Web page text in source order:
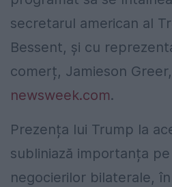
secretarul american al
Bessent, și cu
comerț, Jamieson
newsweek.com.
Prezența lui Trump la
subliniază importanța
negocierilor bilaterale,